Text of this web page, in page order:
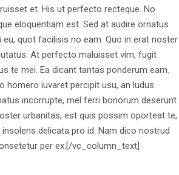
et. His ut perfecto recteque. No
eloquentiam est. Sed at audire ornatus
quot facilisis no eam. Quo in erat noster
At perfecto maluisset vim, fugit
te mei. Ea dicant tantas ponderum eam.
homero iuvaret percipit usu, an ludus
incorrupte, mel ferri bonorum deserunt
urbanitas, est quis possim oporteat te,
delicata pro id. Nam dico nostrud
per ex.[/vc_column_text]